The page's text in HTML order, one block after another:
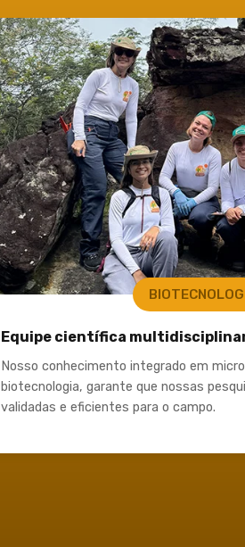
Equipe científica
Nosso conhecimento integrado em
biotecnologia, garante que nossas
validadas e eficientes para o campo. ​